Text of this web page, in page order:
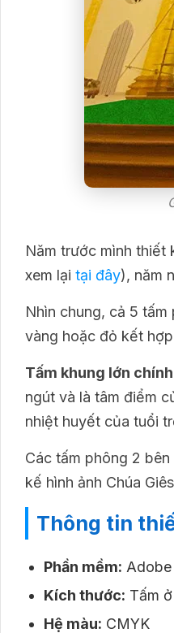
Năm trước mình thiết
xem lại tại đây), năm
Nhìn chung, cả 5
vàng hoặc đỏ kết
Tấm khung lớn
ngút và là tâm điểm
nhiệt huyết của tuổi
Các tấm phông 2
kế hình ảnh Chúa
Thông tin
Phần mềm:
Kích thước: Tấm
Hệ màu: CMYK